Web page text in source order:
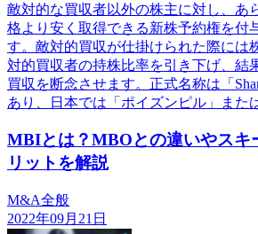
敵対的な買収者以外の株主に対し、あ
格より安く取得できる新株予約権を付
す。敵対的買収が仕掛けられた際には
対的買収者の持株比率を引き下げ、結
買収を断念させます。正式名称は「
あり、日本では「ポイズンピル」また
MBIとは？MBOとの違いやスキ
リットを解説
M&A全般
2022年09月21日